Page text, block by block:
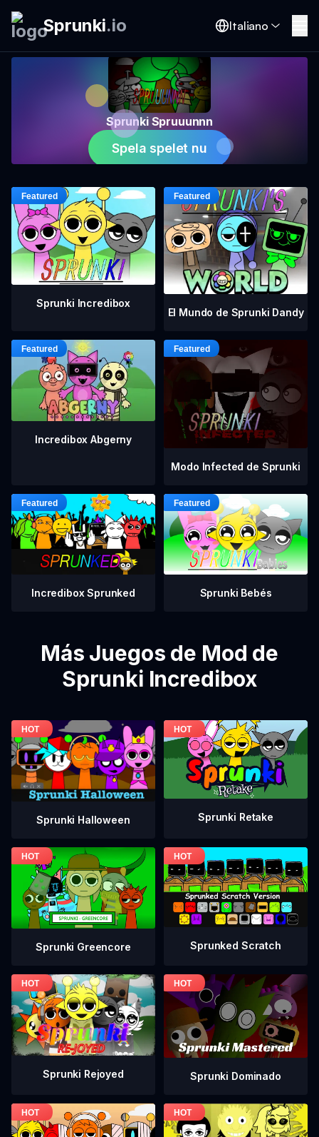
Sprunki.io Italiano
Sprunki Spruuunnn
Spela spelet nu
Sprunki Incredibox
El Mundo de Sprunki Dandy
Incredibox Abgerny
Modo Infected de Sprunki
Incredibox Sprunked Sprunki Bebés
Más Juegos de Mod de
Sprunki Incredibox
Sprunki Halloween Sprunki Retake
Sprunki Greencore Sprunked Scratch
Sprunki Rejoyed Sprunki Dominado